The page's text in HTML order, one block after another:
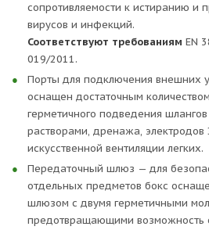
сопротивляемости к истиранию и
вирусов и инфекций.
Соответствуют требованиям EN
019/2011.
Порты для подключения внешних
оснащен достаточным
герметичного подведения
растворами, дренажа, электродов
искусственной вентиляции легких.
Передаточный шлюз — для
отдельных предметов бокс
шлюзом с двумя герметичными
предотвращающими возможность